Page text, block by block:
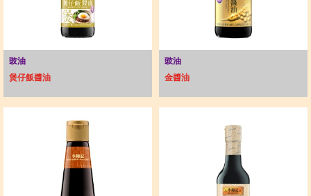
豉油
煲仔飯醬油
豉油
金醬油